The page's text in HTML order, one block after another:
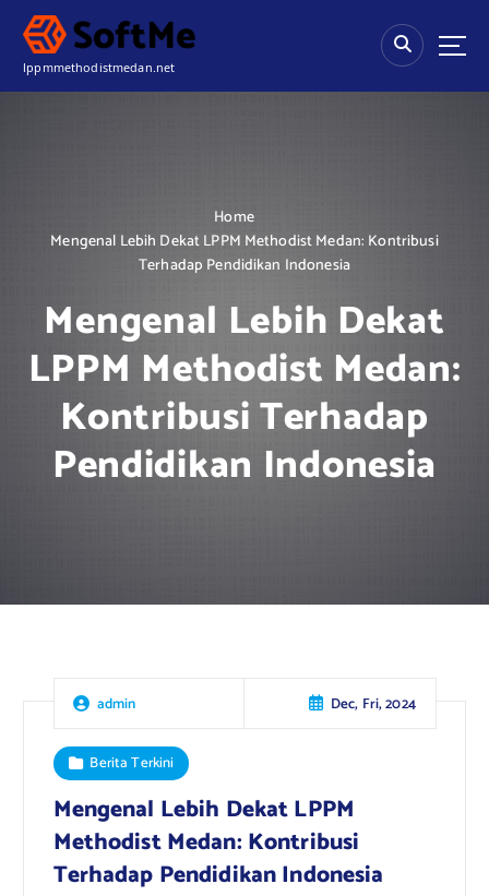
lppmmethodistmedan.net
Home
Mengenal Lebih Dekat LPPM Methodist Medan: Kontribusi
Terhadap Pendidikan Indonesia
Mengenal Lebih Dekat
LPPM Methodist Medan:
Kontribusi Terhadap
Pendidikan Indonesia
admin Dec, Fri, 2024
Berita Terkini
Mengenal Lebih Dekat LPPM
Methodist Medan: Kontribusi
Terhadap Pendidikan Indonesia